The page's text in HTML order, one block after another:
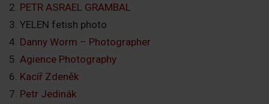
2. PETR ASRAEL GRAMBAL
3. YELEN fetish photo
4. Danny Worm – Photographer
5. Agience Photography
6. Kacíř Zdeněk
7. Petr Jedinák